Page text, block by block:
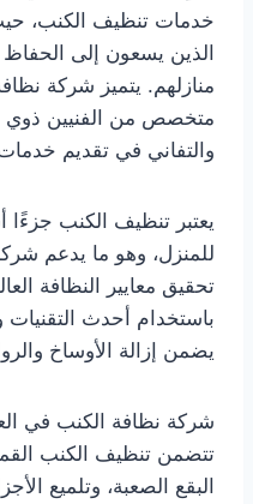
خدمات تنظيف الكنب،
الذين يسعون إلى
منازلهم. يتميز شركة
متخصص من الفنيين ذوي
والتفاني في تقديم
يعتبر تنظيف الكنب جزءًا
للمنزل، وهو ما يدعم
تحقيق معايير النظافة
باستخدام أحدث التقنيات
يضمن إزالة الأوساخ
شركة نظافة الكنب في
تتضمن تنظيف الكنب
البقع الصعبة، وتلميع